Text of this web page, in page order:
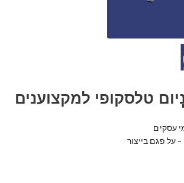
טלסקופי למקצוענים